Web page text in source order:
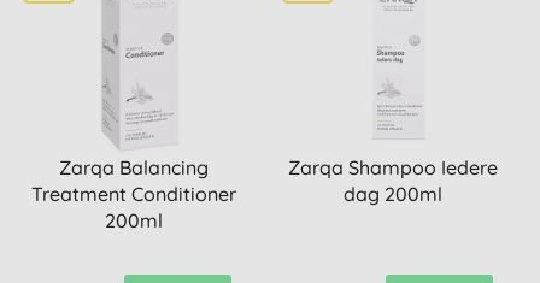
Zarqa Balancing
Treatment Conditioner
200ml
Zarqa Shampoo Iedere
dag 200ml